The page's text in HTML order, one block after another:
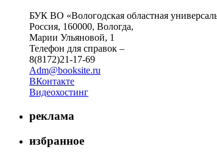
БУК ВО «Вологодская областная
Россия, 160000, Вологда,
Марии Ульяновой, 1
Телефон для справок –
8(8172)21-17-69
Adm@booksite.ru
ВКонтакте
Видеохостинг
реклама
избранное